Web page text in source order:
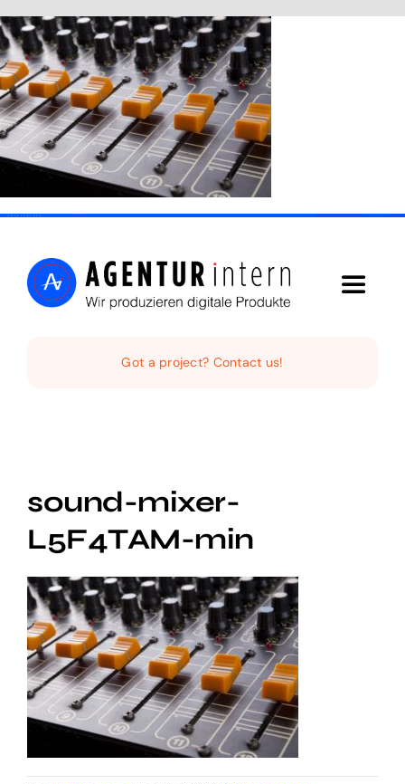
Skip
to
content
Toggle
Digital Funnel
Kontakt
Impressum
Got a project? Contact us!
sound-mixer-
L5F4TAM-min